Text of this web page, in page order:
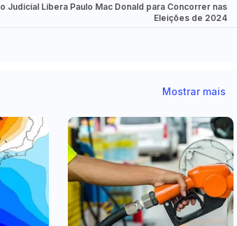
Judicial Libera Paulo Mac Donald para Concorrer nas
Eleições de 2024
Mostrar mais